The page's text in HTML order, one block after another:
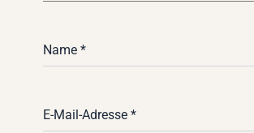
Name *
E-Mail-Adresse *